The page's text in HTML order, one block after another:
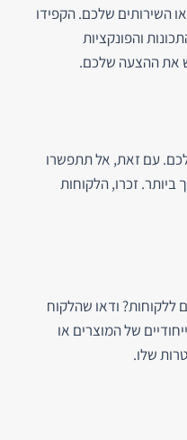
השירותים שלכם. הקפידו
והפונקציות
את ההצעה שלכם.
עם זאת, אל תתפשרו
זכרו, הלקוחות
ללקוחות? ודאו שהלקוח
של המוצרים או
שלו.